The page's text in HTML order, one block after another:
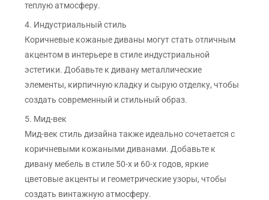
теплую атмосферу.
4. Индустриальный стиль
Коричневые кожаные диваны могут стать отличным
акцентом в интерьере в стиле индустриальной
эстетики. Добавьте к дивану металлические
элементы, кирпичную кладку и сырую отделку, чтобы
создать современный и стильный образ.
5. Мид-век
Мид-век стиль дизайна также идеально сочетается с
коричневыми кожаными диванами. Добавьте к
дивану мебель в стиле 50-х и 60-х годов, яркие
цветовые акценты и геометрические узоры, чтобы
создать винтажную атмосферу.